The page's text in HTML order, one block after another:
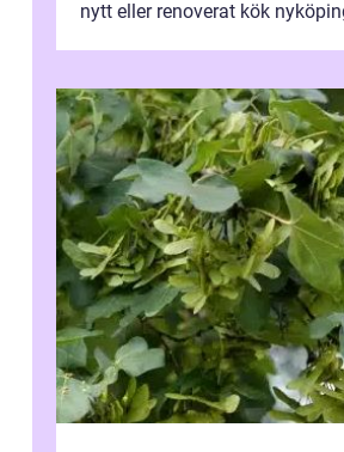
nytt eller renoverat kök